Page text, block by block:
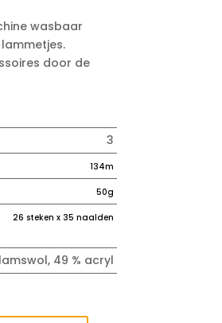
wasbaar
door de
3
134m
50g
26 steken x 35 naalden
lamswol, 49 % acryl